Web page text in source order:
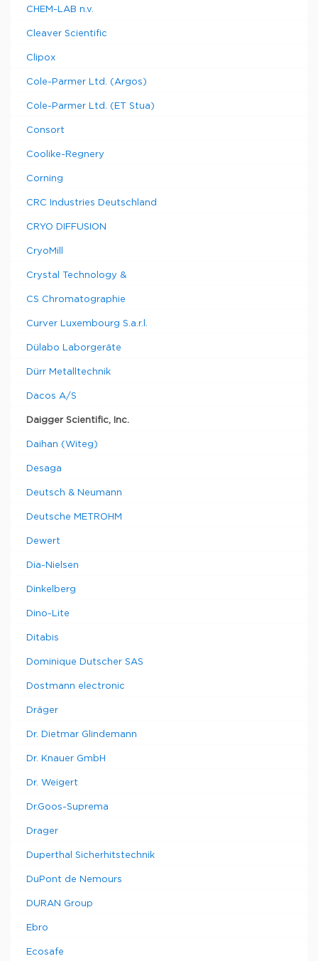
CHEM-LAB n.v.
Cleaver Scientific
Clipox
Cole-Parmer Ltd. (Argos)
Cole-Parmer Ltd. (ET Stua)
Consort
Coolike-Regnery
Corning
CRC Industries Deutschland
CRYO DIFFUSION
CryoMill
Crystal Technology &
CS Chromatographie
Curver Luxembourg S.a.r.l.
Dülabo Laborgeräte
Dürr Metalltechnik
Dacos A/S
Daigger Scientific, Inc.
Daihan (Witeg)
Desaga
Deutsch & Neumann
Deutsche METROHM
Dewert
Dia-Nielsen
Dinkelberg
Dino-Lite
Ditabis
Dominique Dutscher SAS
Dostmann electronic
Dräger
Dr. Dietmar Glindemann
Dr. Knauer GmbH
Dr. Weigert
Dr.Goos-Suprema
Drager
Duperthal Sicherhitstechnik
DuPont de Nemours
DURAN Group
Ebro
Ecosafe